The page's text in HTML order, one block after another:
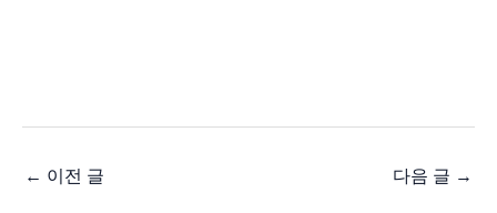
← 이전 글 다음 글 →